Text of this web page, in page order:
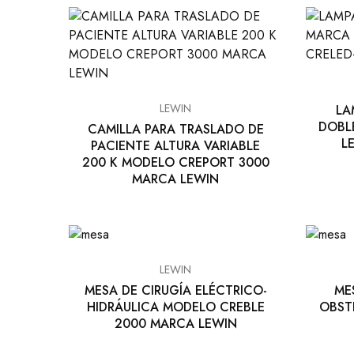
EQUIPO DENTAL
OTROS
LEWIN
CAMILLA PARA TRASLADO DE
PACIENTE ALTURA VARIABLE
200 K MODELO CREPORT 3000
MARCA LEWIN
LEWIN
MESA DE CIRUGÍA ELÉCTRICO-
HIDRÁULICA MODELO CREBLE
2000 MARCA LEWIN